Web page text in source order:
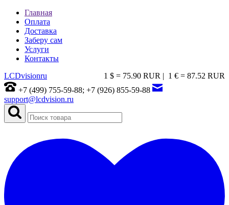
Главная
Оплата
Доставка
Заберу сам
Услуги
Контакты
1 € = 87.52 RUR
1 $ = 75.90 RUR |
LCDvisionru
+7 (499) 755-59-88; +7 (926) 855-59-88
support@lcdvision.ru